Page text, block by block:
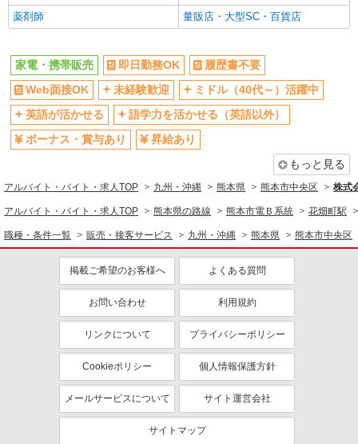
薬剤師
量販店・大型SC・百貨店
家電・携帯販売 即日勤務OK
履歴書不要
Web面接OK
未経験歓迎
ミドル（40代～）活躍中
英語が活かせる
語学力を活かせる（英語以外）
ボーナス・賞与あり
昇給あり
もっと見る
アルバイト・バイト・求人TOP 九州・沖縄 熊本県 熊本市中央区 株式
アルバイト・バイト・求人TOP 熊本県の路線 熊本市電Ｂ系統 花畑町駅
職種・条件一覧 販売・接客サービス 九州・沖縄 熊本県 熊本市中央区
掲載ご希望のお客様へ よくある質問
お問い合わせ 利用規約
リンクについて プライバシーポリシー
Cookieポリシー 個人情報保護方針
メールサービスについて サイト運営会社
サイトマップ